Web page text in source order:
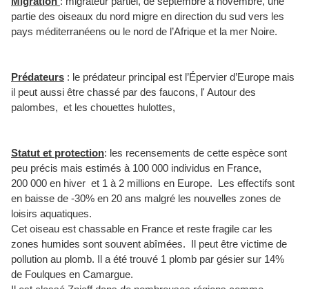
partie des oiseaux du nord migre en direction du sud vers les
pays méditerranéens ou le nord de l’Afrique et la mer Noire.
Prédateurs : le prédateur principal est l’Épervier d’Europe mais
il peut aussi être chassé par des faucons, l' Autour des
palombes, et les chouettes hulottes,
Statut et protection: les recensements de cette espèce sont
peu précis mais estimés à 100 000 individus en France,
200 000 en hiver et 1 à 2 millions en Europe. Les effectifs sont
en baisse de -30% en 20 ans malgré les nouvelles zones de
loisirs aquatiques.
Cet oiseau est chassable en France et reste fragile car les
zones humides sont souvent abîmées. Il peut être victime de
pollution au plomb. Il a été trouvé 1 plomb par gésier sur 14%
de Foulques en Camargue.